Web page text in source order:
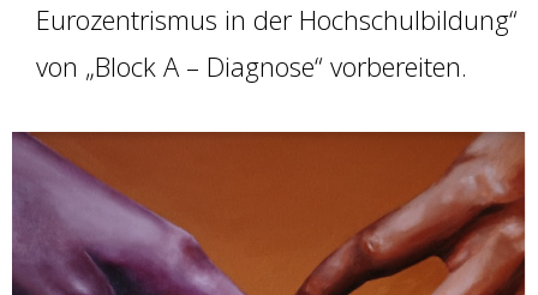
Eurozentrismus in der Hochschulbildung“
von „Block A – Diagnose“ vorbereiten.